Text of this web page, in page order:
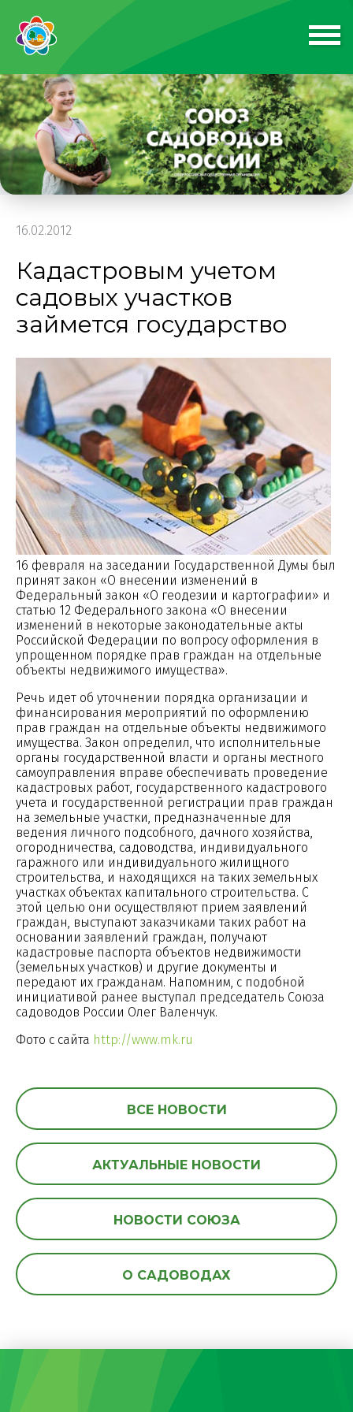
16.02.2012
Кадастровым учетом
садовых участков
займется государство
16 февраля на заседании Государственной Думы был
принят закон «О внесении изменений в
Федеральный закон «О геодезии и картографии» и
статью 12 Федерального закона «О внесении
изменений в некоторые законодательные акты
Российской Федерации по вопросу оформления в
упрощенном порядке прав граждан на отдельные
объекты недвижимого имущества».
Речь идет об уточнении порядка организации и
финансирования мероприятий по оформлению
прав граждан на отдельные объекты недвижимого
имущества. Закон определил, что исполнительные
органы государственной власти и органы местного
самоуправления вправе обеспечивать проведение
кадастровых работ, государственного кадастрового
учета и государственной регистрации прав граждан
на земельные участки, предназначенные для
ведения личного подсобного, дачного хозяйства,
огородничества, садоводства, индивидуального
гаражного или индивидуального жилищного
строительства, и находящихся на таких земельных
участках объектах капитального строительства. С
этой целью они осуществляют прием заявлений
граждан, выступают заказчиками таких работ на
основании заявлений граждан, получают
кадастровые паспорта объектов недвижимости
(земельных участков) и другие документы и
передают их гражданам. Напомним, с подобной
инициативой ранее выступал председатель Союза
садоводов России Олег Валенчук.
Фото с сайта http://www.mk.ru
ВСЕ НОВОСТИ
АКТУАЛЬНЫЕ НОВОСТИ
НОВОСТИ СОЮЗА
О САДОВОДАХ